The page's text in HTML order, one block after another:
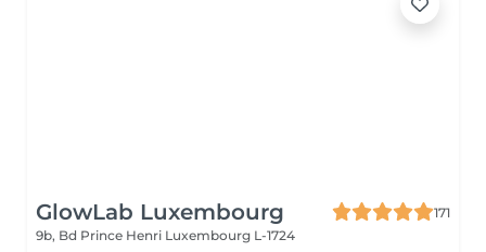
GlowLab Luxembourg
171
9b, Bd Prince Henri Luxembourg L-1724